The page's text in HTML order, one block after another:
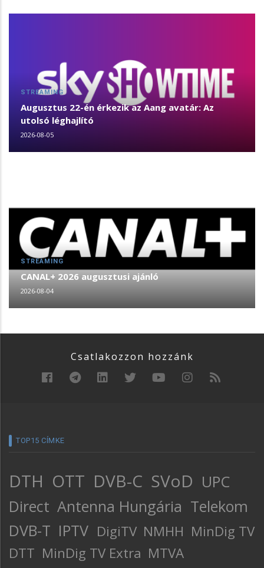
STREAMING
Augusztus 22-én érkezik az Aang avatár: Az
utolsó léghajlító
2026-08-05
STREAMING
CANAL+ 2026 augusztusi ajánló
2026-08-04
Csatlakozzon hozzánk
TOP15 CÍMKE
DTH OTT DVB-C SVoD UPC
Direct Antenna Hungária Telekom
DVB-T IPTV DigiTV NMHH MinDig TV
DTT MinDig TV Extra MTVA